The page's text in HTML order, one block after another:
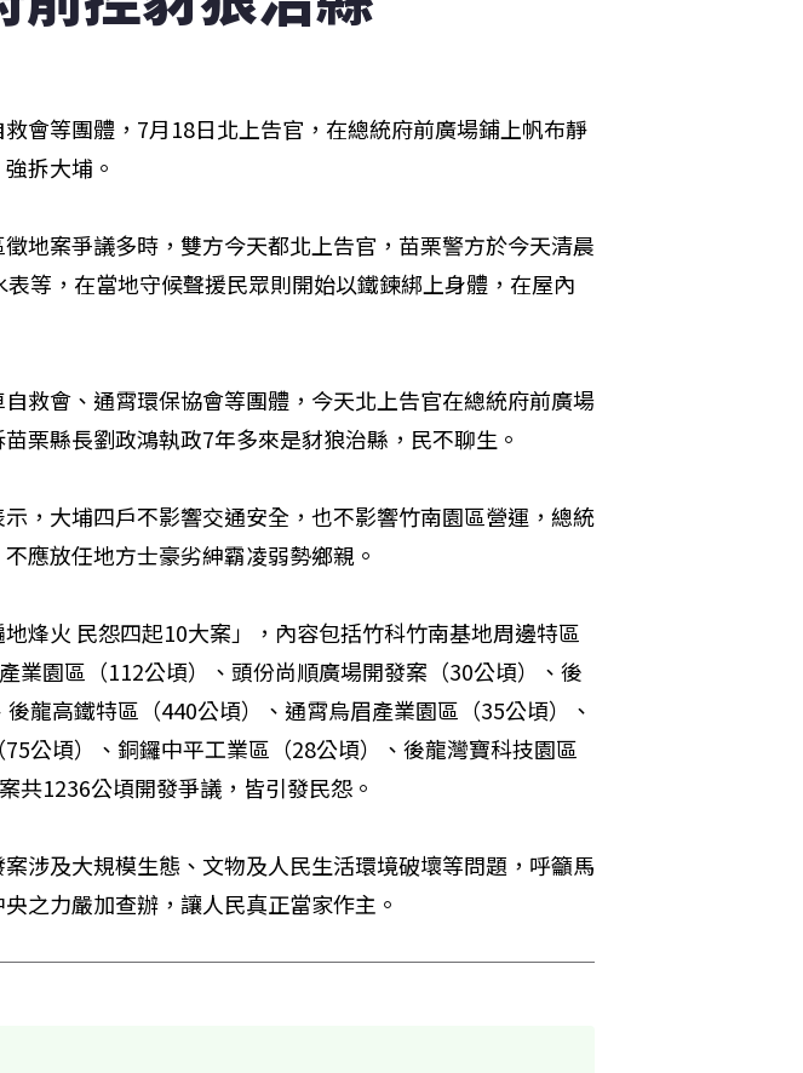
會等團體，7月18日北上告官，在總統府前廣場鋪上帆布靜
拆大埔。
地案爭議多時，雙方今天都北上告官，苗栗警方於今天清晨
等，在當地守候聲援民眾則開始以鐵鍊綁上身體，在屋內
救會、通霄環保協會等團體，今天北上告官在總統府前廣場
栗縣長劉政鴻執政7年多來是豺狼治縣，民不聊生。
，大埔四戶不影響交通安全，也不影響竹南園區營運，總統
應放任地方士豪劣紳霸凌弱勢鄉親。
烽火 民怨四起10大案」，內容包括竹科竹南基地周邊特區
業園區（112公頃）、頭份尚順廣場開發案（30公頃）、後
龍高鐵特區（440公頃）、通霄烏眉產業園區（35公頃）、
公頃）、銅鑼中平工業區（28公頃）、後龍灣寶科技園區
共1236公頃開發爭議，皆引發民怨。
涉及大規模生態、文物及人民生活環境破壞等問題，呼籲馬
之力嚴加查辦，讓人民真正當家作主。